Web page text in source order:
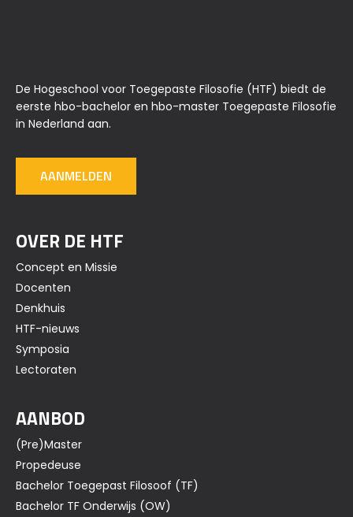
De Hogeschool voor Toegepaste Filosofie (HTF) biedt de
eerste hbo-bachelor en hbo-master Toegepaste Filosofie
in Nederland aan.
AANMELDEN
OVER DE HTF
Concept en Missie
Docenten
Denkhuis
HTF-nieuws
Symposia
Lectoraten
AANBOD
(Pre)Master
Propedeuse
Bachelor Toegepast Filosoof (TF)
Bachelor TF Onderwijs (OW)